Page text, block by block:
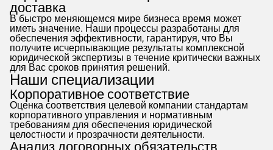
доставка
В быстро меняющемся мире бизнеса время может
иметь значение. Наши процессы разработаны для
обеспечения эффективности, гарантируя, что Вы
получите исчерпывающие результаты комплексной
юридической экспертизы в течение критически важных
для Вас сроков принятия решений.
Наши специализации
Корпоративное соответствие
Оценка соответствия целевой компании стандартам
корпоративного управления и нормативным
требованиям для обеспечения юридической
целостности и прозрачности деятельности.
Анализ договорных обязательств